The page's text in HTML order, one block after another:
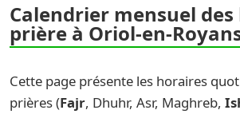
Calendrier mensuel
prière à Oriol-en-
Cette page présente les horaires
prières (Fajr, Dhuhr, Asr, Maghreb,